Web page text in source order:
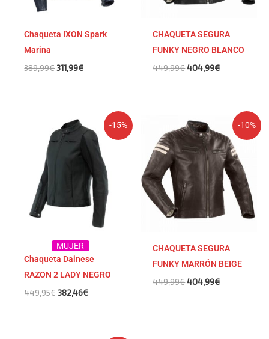
Chaqueta IXON Spark
Marina
389,99€311,99€
CHAQUETA SEGURA
FUNKY NEGRO BLANCO
449,99€404,99€
-15%
MUJER
Chaqueta Dainese
RAZON 2 LADY NEGRO
449,95€
precio
original
382,46€
precio
actual
es:
382,46€.
-10%
CHAQUETA SEGURA
FUNKY MARRÓN BEIGE
449,99€
El
precio
original
era:
449,99€.
404,99€
precio
actual
es:
404,99€.